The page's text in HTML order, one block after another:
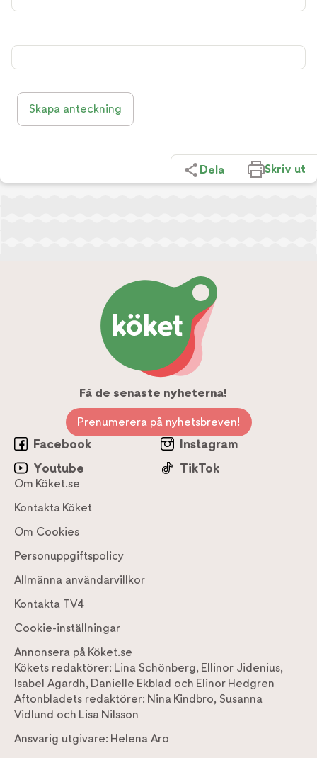
Skapa anteckning
Dela Skriv ut
Få de senaste nyheterna!
Prenumerera på nyhetsbreven!
Facebook
Instagram
Youtube
TikTok
Om Köket.se
Kontakta Köket
Om Cookies
Personuppgiftspolicy
Allmänna användarvillkor
Kontakta TV4
Cookie-inställningar
Annonsera på Köket.se
Kökets redaktörer: Lina Schönberg, Ellinor Jidenius,
Isabel Agardh, Danielle Ekblad och Elinor Hedgren
Aftonbladets redaktörer: Nina Kindbro, Susanna
Vidlund och Lisa Nilsson
Ansvarig utgivare: Helena Aro